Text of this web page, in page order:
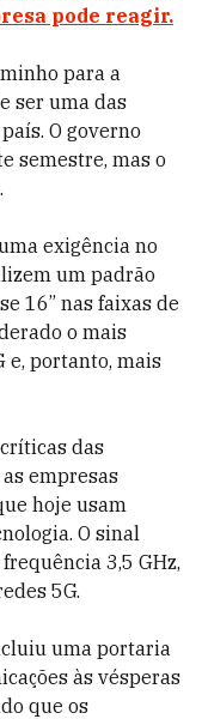
pode reagir.
para a
ser uma das
O governo
semestre, mas o
exigência no
um padrão
16” nas faixas de
o mais
e, portanto, mais
das
empresas
hoje usam
O sinal
3,5 GHz,
5G.
uma portaria
às vésperas
que os